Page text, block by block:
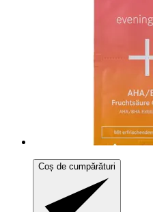
Coș de cumpărături